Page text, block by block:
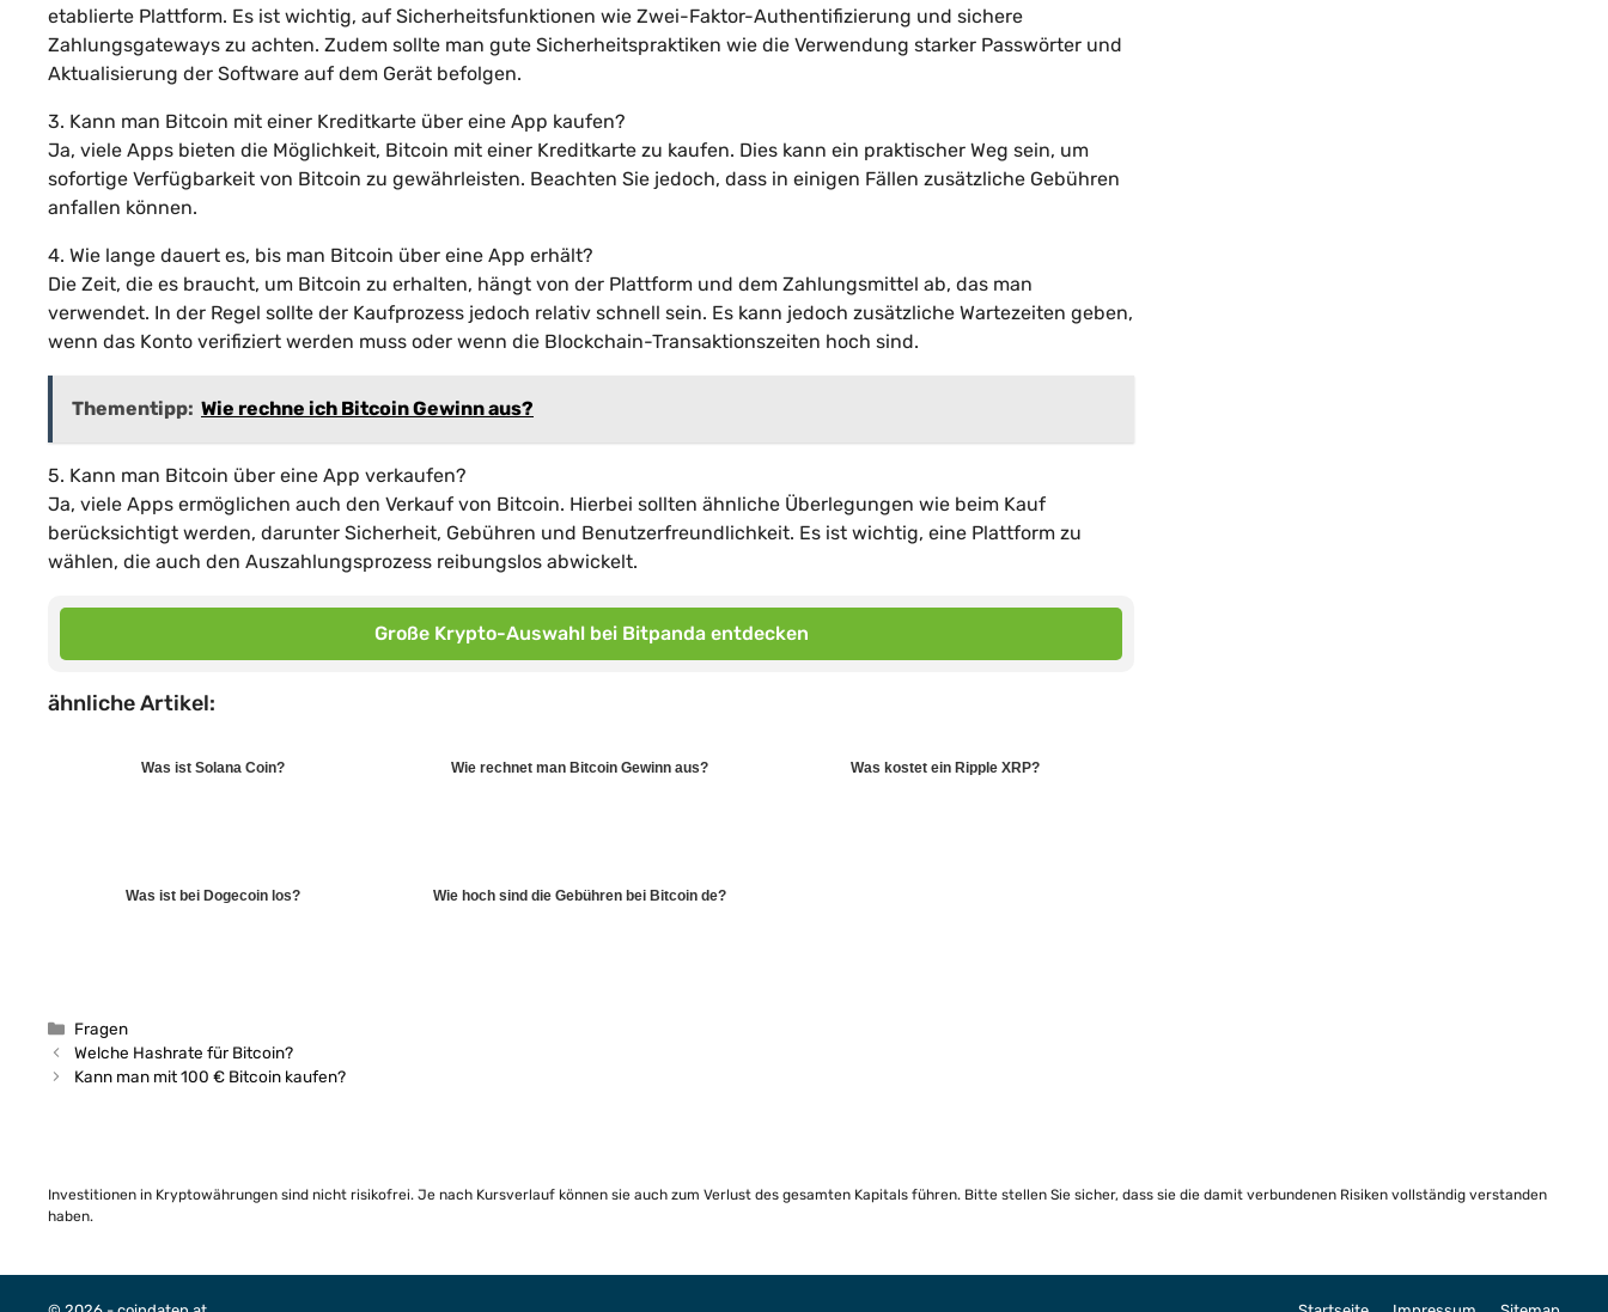
etablierte Plattform. Es ist wichtig, auf Sicherheitsfunktionen wie Zwei-Faktor-Authentifizierung und sichere
Zahlungsgateways zu achten. Zudem sollte man gute Sicherheitspraktiken wie die Verwendung starker Passwörter und
Aktualisierung der Software auf dem Gerät befolgen.
3. Kann man Bitcoin mit einer Kreditkarte über eine App kaufen?
Ja, viele Apps bieten die Möglichkeit, Bitcoin mit einer Kreditkarte zu kaufen. Dies kann ein praktischer Weg sein, um
sofortige Verfügbarkeit von Bitcoin zu gewährleisten. Beachten Sie jedoch, dass in einigen Fällen zusätzliche Gebühren
anfallen können.
4. Wie lange dauert es, bis man Bitcoin über eine App erhält?
Die Zeit, die es braucht, um Bitcoin zu erhalten, hängt von der Plattform und dem Zahlungsmittel ab, das man
verwendet. In der Regel sollte der Kaufprozess jedoch relativ schnell sein. Es kann jedoch zusätzliche Wartezeiten geben,
wenn das Konto verifiziert werden muss oder wenn die Blockchain-Transaktionszeiten hoch sind.
Thementipp: Wie rechne ich Bitcoin Gewinn aus?
5. Kann man Bitcoin über eine App verkaufen?
Ja, viele Apps ermöglichen auch den Verkauf von Bitcoin. Hierbei sollten ähnliche Überlegungen wie beim Kauf
berücksichtigt werden, darunter Sicherheit, Gebühren und Benutzerfreundlichkeit. Es ist wichtig, eine Plattform zu
wählen, die auch den Auszahlungsprozess reibungslos abwickelt.
Große Krypto-Auswahl bei Bitpanda entdecken
ähnliche Artikel:
Was ist Solana Coin? Wie rechnet man Bitcoin Gewinn aus? Was kostet ein Ripple XRP?
Was ist bei Dogecoin los? Wie hoch sind die Gebühren bei Bitcoin de?
Kategorien
Fragen
Welche Hashrate für Bitcoin?
Kann man mit 100 € Bitcoin kaufen?
Investitionen in Kryptowährungen sind nicht risikofrei. Je nach Kursverlauf können sie auch zum Verlust des gesamten Kapitals führen. Bitte stellen Sie sicher, dass sie die damit verbundenen Risiken vollständig verstanden
haben.